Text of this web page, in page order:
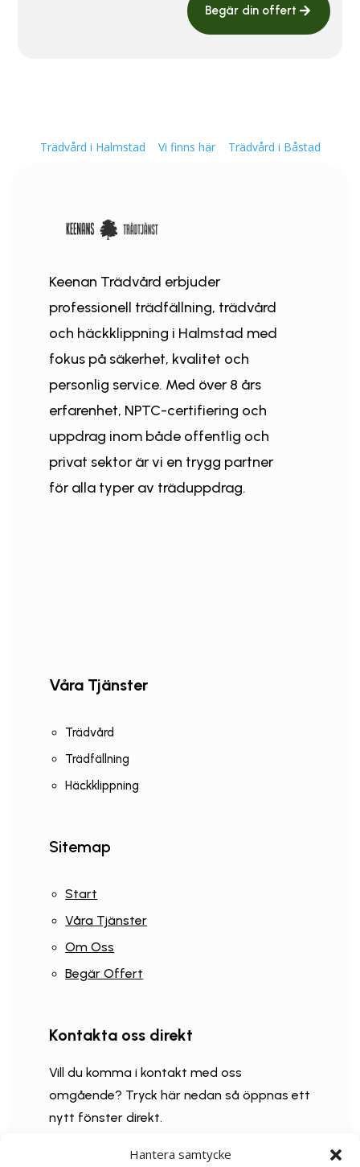
Hantera samtycke
Begär din offert
Trädvård i Halmstad Vi finns här Trädvård i Båstad
Keenan Trädvård erbjuder
professionell trädfällning, trädvård
och häckklippning i Halmstad med
fokus på säkerhet, kvalitet och
personlig service. Med över 8 års
erfarenhet, NPTC-certifiering och
uppdrag inom både offentlig och
privat sektor är vi en trygg partner
för alla typer av träduppdrag.
Våra Tjänster
Trädvård
Trädfällning
Häckklippning
Sitemap
Start
Våra Tjänster
Om Oss
Begär Offert
Kontakta oss direkt
Vill du komma i kontakt med oss
omgående? Tryck här nedan så öppnas ett
nytt fönster direkt.